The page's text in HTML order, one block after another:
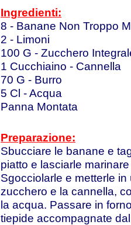
Ingredienti:
8 - Banane Non Troppo
2 - Limoni
100 G - Zucchero
1 Cucchiaino - Cannella
70 G - Burro
5 Cl - Acqua
Panna Montata
Preparazione:
Sbucciare le banane e
piatto e lasciarle
Sgocciolarle e metterle
zucchero e la cannella,
la acqua. Passare in
tiepide accompagnate